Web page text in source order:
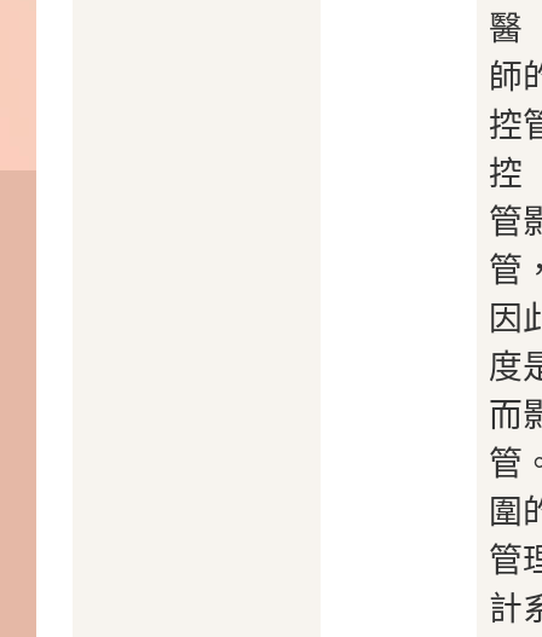
醫
師
控
控
管
管
因
度
而
管
圍
管
計